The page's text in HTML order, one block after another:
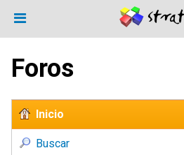
Foros
Inicio
Buscar